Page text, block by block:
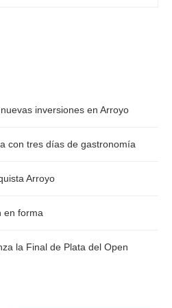
inversiones en Arroyo
con tres días de gastronomía
Arroyo
en forma
la Final de Plata del Open